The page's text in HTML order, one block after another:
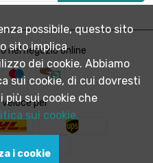
nel negozio online
per
possibile, questo sito
sito implica
dei cookie. Abbiamo
sui cookie, di cui dovresti
più sui cookie che
sui cookie.
i cookie